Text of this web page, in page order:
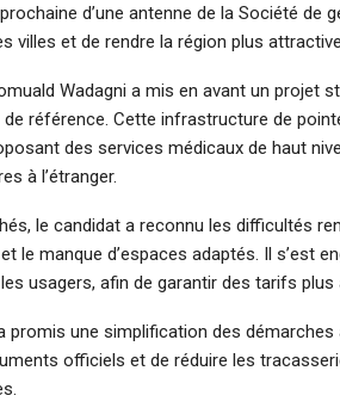
d’une antenne de la Société de
villes et de rendre la région plus
Wadagni a mis en avant un projet
référence. Cette infrastructure de
des services médicaux de haut
à l’étranger.
le candidat a reconnu les difficultés
le manque d’espaces adaptés. Il s’est
usagers, afin de garantir des tarifs
promis une simplification des
officiels et de réduire les